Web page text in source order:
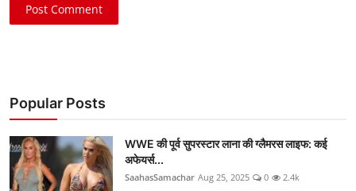
Post Comment
Popular Posts
WWE की पूर्व सुपरस्टार लाना की ग्लैमरस लाइफ: कई
अफेयर्स...
SaahasSamachar Aug 25, 2025 0 2.4k